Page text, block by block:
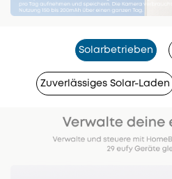
Solarbetrieben
Zuverlässiges Solar-Laden